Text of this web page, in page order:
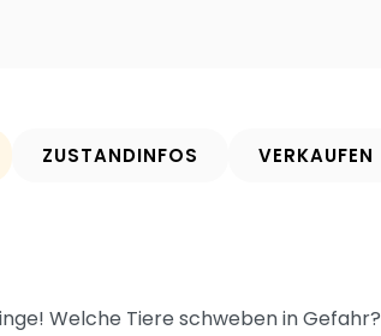
ZUSTANDINFOS VERKAUFEN
Welche Tiere schweben in